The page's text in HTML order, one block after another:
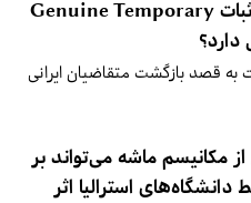
مکانیسم ماشه چه تاثیری بر اثبات Genuine Temporary
به قصد بازگشت متقاضیان ایرانی
مکانیسم ماشه می‌تواند بر
استرالیا اثر